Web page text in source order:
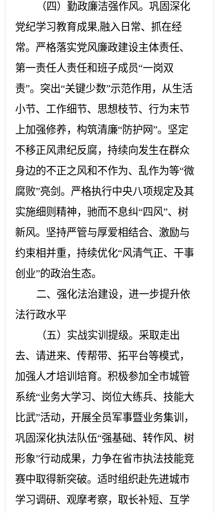
（四）勤政廉洁强作风。 巩固深化
党纪学习教育成果,融入日常、抓在经
常。严格落实党风廉政建设主体责任、
第一责任人责任和班子成员“一岗双
责”。突出“关键少数”示范作用，从生活
小节、工作细节、思想枝节、行为末节
上加强修养，构筑清廉“防护网”。坚定
不移正风肃纪反腐，持续向发生在群众
身边的不正之风和不作为、乱作为等“微
腐败”亮剑。严格执行中央八项规定及其
实施细则精神，驰而不息纠“四风”、树
新风。坚持严管与厚爱相结合、激励与
约束相并重，持续优化“风清气正、干事
创业”的政治生态。
二、强化法治建设，进一步提升依
法行政水平
（五）实战实训提级。 采取走出
去、请进来、传帮带、拓平台等模式，
加强人才培训培育。积极参加全市城管
系统“业务大学习、岗位大练兵、技能大
比武”活动，开展全员军事暨业务集训，
巩固深化执法队伍“强基础、转作风、树
形象”行动成果，力争在省市执法技能竞
赛中取得新突破。适时组织赴先进城市
学习调研、观摩考察，取长补短、互学